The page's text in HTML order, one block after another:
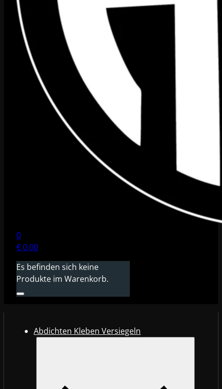
0
€0,00
Es befinden sich keine
Produkte im Warenkorb.
Abdichten Kleben Versiegeln